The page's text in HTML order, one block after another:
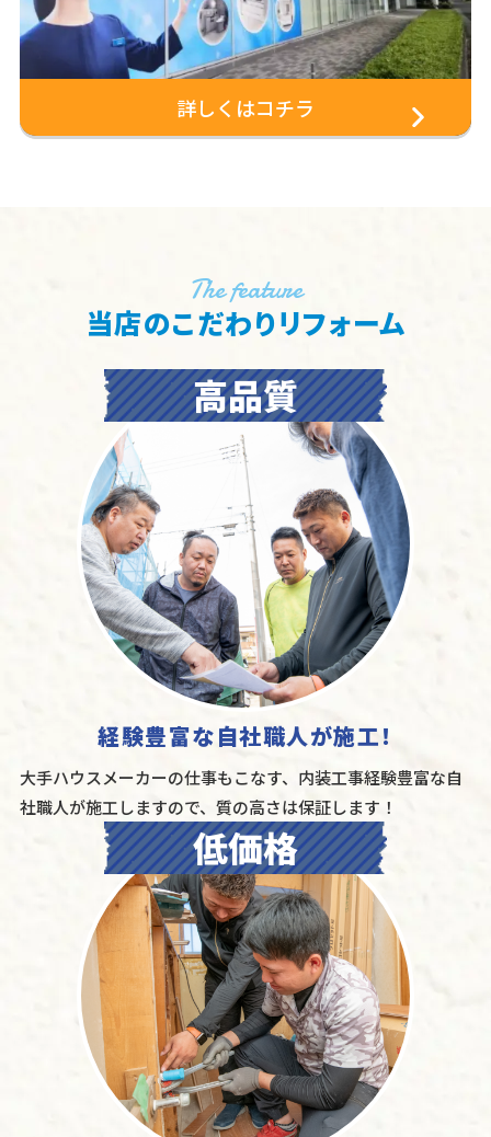
詳しくはコチラ
The feature
当店のこだわりリフォーム
経験豊富な自社職人が施工！
大手ハウスメーカーの仕事もこなす、内装工事経験豊富な自
社職人が施工しますので、質の高さは保証します！